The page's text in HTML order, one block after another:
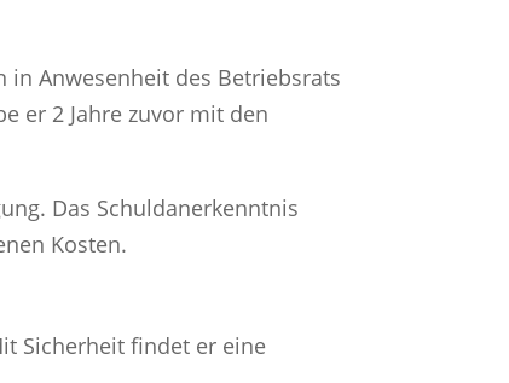
Anwesenheit des Betriebsrats
er 2 Jahre zuvor mit den
Das Schuldanerkenntnis
Kosten.
Sicherheit findet er eine